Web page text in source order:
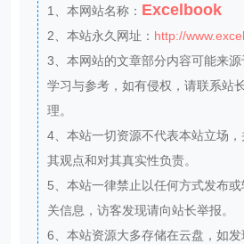
1、本网站名称： Excelbook
2、本站永久网址： http://
3、本网站的文章部分内容可能来
学习与参考，如有侵权，请联系站
理。
4、本站一切资源不代表本站立场
其观点和对其真实性负责。
5、本站一律禁止以任何方式发布
关信息，访客发现请向站长举报。
6、本站资源大多存储在云盘，如